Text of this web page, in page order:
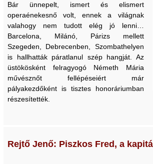
Bár ünnepelt, ismert és elismert
operaénekesnő volt, ennek a világnak
valahogy nem tudott elég jó lenni…
Barcelona, Milánó, Párizs mellett
Szegeden, Debrecenben, Szombathelyen
is hallhatták páratlanul szép hangját. Az
üstökösként felragyogó Németh Mária
művésznőt fellépéseiért már
pályakezdőként is tisztes honoráriumban
részesítették.
Rejtő Jenő: Piszkos Fred, a